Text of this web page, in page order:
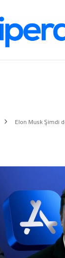
Dijital
Elon Musk Şimdi